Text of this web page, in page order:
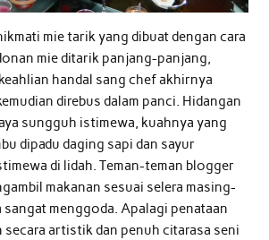
mie tarik yang dibuat dengan cara
mie ditarik panjang-panjang,
handal sang chef akhirnya
direbus dalam panci. Hidangan
sungguh istimewa, kuahnya yang
dipadu daging sapi dan sayur
di lidah. Teman-teman blogger
makanan sesuai selera masing-
sangat menggoda. Apalagi penataan
secara artistik dan penuh citarasa seni